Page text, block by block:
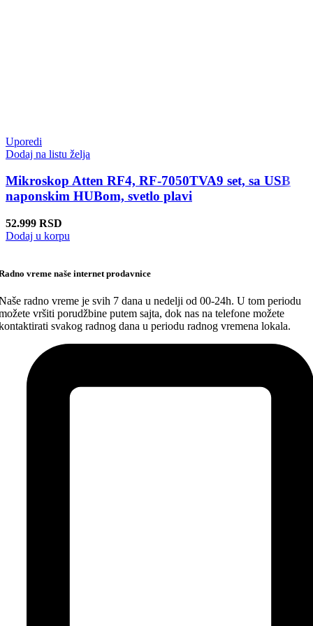
Uporedi
Dodaj na listu želja
Mikroskop Atten RF4, RF-7050TVA9 set, sa USB
naponskim HUBom, svetlo plavi
52.999 RSD
Dodaj u korpu
vreme naše internet prodavnice
radno vreme je svih 7 dana u nedelji od 00-24h. U tom periodu
vršiti porudžbine putem sajta, dok nas na telefone možete
svakog radnog dana u periodu radnog vremena lokala.